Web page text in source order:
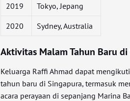
2019 Tokyo, Jepang
2020 Sydney, Australia
Aktivitas Malam Tahun Baru
Keluarga Raffi Ahmad dapat
tahun baru di Singapura, termasuk
acara perayaan di sepanjang Marina